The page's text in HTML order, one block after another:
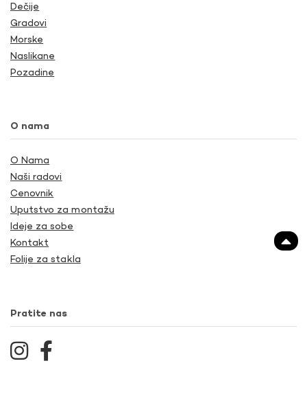
Dečije
Gradovi
Morske
Naslikane
Pozadine
O nama
O Nama
Naši radovi
Cenovnik
Uputstvo za montažu
Ideje za sobe
Kontakt
Folije za stakla
Pratite nas